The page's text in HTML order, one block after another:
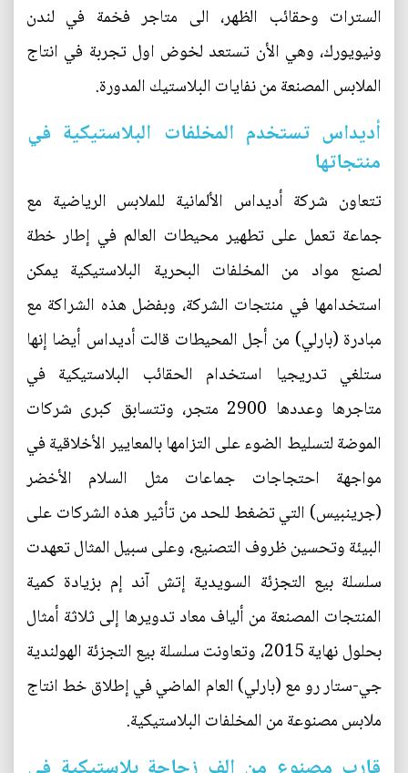
السترات وحقائب الظهر، الى متاجر فخمة في لندن
ونيويورك، وهي الأن تستعد لخوض اول تجربة في انتاج
الملابس المصنعة من نفايات البلاستيك المدورة.
أديداس تستخدم المخلفات البلاستيكية في
منتجاتها
تتعاون شركة أديداس الألمانية للملابس الرياضية مع
جماعة تعمل على تطهير محيطات العالم في إطار خطة
لصنع مواد من المخلفات البحرية البلاستيكية يمكن
استخدامها في منتجات الشركة، وبفضل هذه الشراكة مع
مبادرة (بارلي) من أجل المحيطات قالت أديداس أيضا إنها
ستلغي تدريجيا استخدام الحقائب البلاستيكية في
متاجرها وعددها 2900 متجر، وتتسابق كبرى شركات
الموضة لتسليط الضوء على التزامها بالمعايير الأخلاقية في
مواجهة احتجاجات جماعات مثل السلام الأخضر
(جرينبيس) التي تضغط للحد من تأثير هذه الشركات على
البيئة وتحسين ظروف التصنيع، وعلى سبيل المثال تعهدت
سلسلة بيع التجزئة السويدية إتش آند إم بزيادة كمية
المنتجات المصنعة من ألياف معاد تدويرها إلى ثلاثة أمثال
بحلول نهاية 2015، وتعاونت سلسلة بيع التجزئة الهولندية
جي-ستار رو مع (بارلي) العام الماضي في إطلاق خط انتاج
ملابس مصنوعة من المخلفات البلاستيكية.